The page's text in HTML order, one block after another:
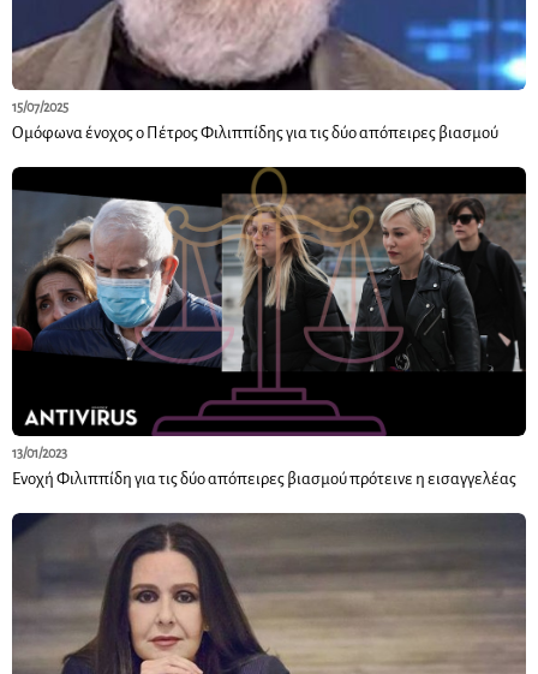
15/07/2025
Ομόφωνα ένοχος ο Πέτρος Φιλιππίδης για τις δύο απόπειρες βιασμού
13/01/2023
Ενοχή Φιλιππίδη για τις δύο απόπειρες βιασμού πρότεινε η εισαγγελέας